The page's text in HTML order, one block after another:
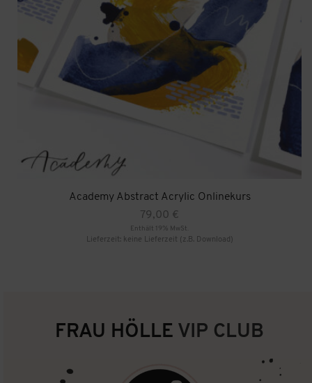
Academy Abstract Acrylic Onlinekurs
79,00 €
Enthält 19% MwSt.
Lieferzeit: keine Lieferzeit (z.B. Download)
FRAU HÖLLE VIP CLUB